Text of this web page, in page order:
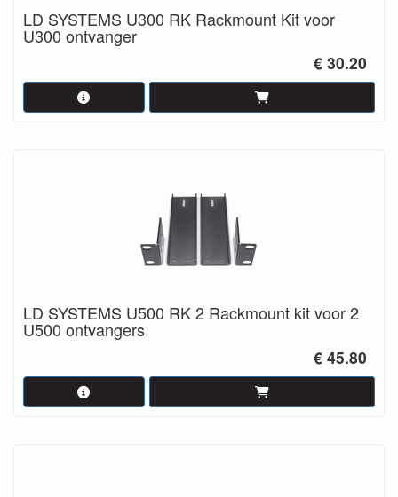
LD SYSTEMS U300 RK Rackmount Kit voor
U300 ontvanger
€ 30.20
LD SYSTEMS U500 RK 2 Rackmount kit voor 2
U500 ontvangers
€ 45.80